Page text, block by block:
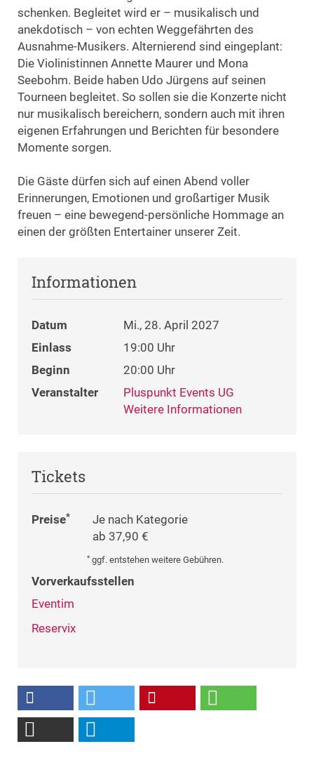
schenken. Begleitet wird er – musikalisch und
anekdotisch – von echten Weggefährten des
Ausnahme-Musikers. Alternierend sind eingeplant:
Die Violinistinnen Annette Maurer und Mona
Seebohm. Beide haben Udo Jürgens auf seinen
Tourneen begleitet. So sollen sie die Konzerte nicht
nur musikalisch bereichern, sondern auch mit ihren
eigenen Erfahrungen und Berichten für besondere
Momente sorgen.
Die Gäste dürfen sich auf einen Abend voller
Erinnerungen, Emotionen und großartiger Musik
freuen – eine bewegend-persönliche Hommage an
einen der größten Entertainer unserer Zeit.
Informationen
Datum
Mi., 28. April 2027
Einlass
19:00 Uhr
Beginn
20:00 Uhr
Veranstalter
Pluspunkt Events UG
Weitere Informationen
Tickets
Preise*
Je nach Kategorie
ab 37,90 €
* ggf. entstehen weitere Gebühren.
Vorverkaufsstellen
Eventim
Reservix